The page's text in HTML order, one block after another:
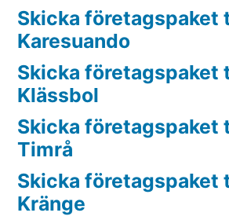
Skicka företagspaket
Karesuando
Skicka företagspaket
Klässbol
Skicka företagspaket
Timrå
Skicka företagspaket
Kränge